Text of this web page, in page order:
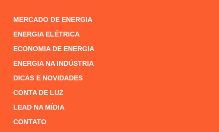
MERCADO DE ENERGIA
ENERGIA ELÉTRICA
ECONOMIA DE ENERGIA
ENERGIA NA INDÚSTRIA
DICAS E NOVIDADES
CONTA DE LUZ
LEAD NA MÍDIA
CONTATO